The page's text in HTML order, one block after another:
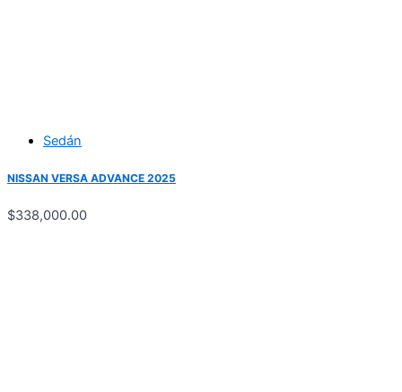
Sedán
NISSAN VERSA ADVANCE 2025
$338,000.00